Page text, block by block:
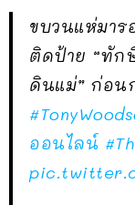
ขบวนแห่มา
ติดป้าย “ทั
ดินแม่” ก่อน
ออนไลน์